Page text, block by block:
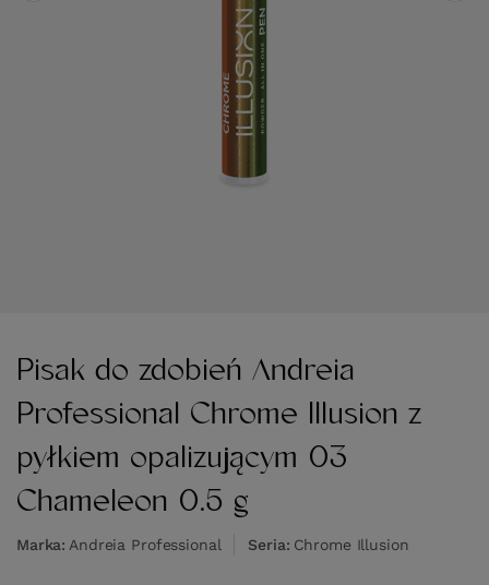
Pisak do zdobień Andreia
Professional Chrome Illusion z
pyłkiem opalizującym 03
Chameleon 0.5 g
Marka Andreia Professional Seria Chrome Illusion